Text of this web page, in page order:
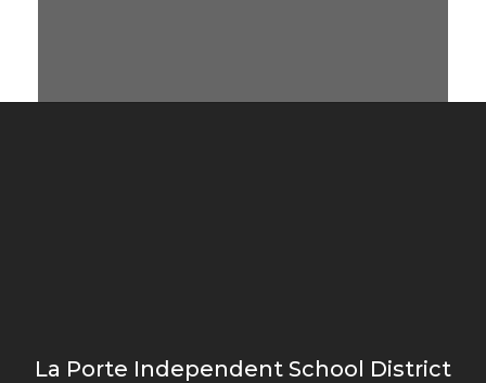
La Porte Independent School District